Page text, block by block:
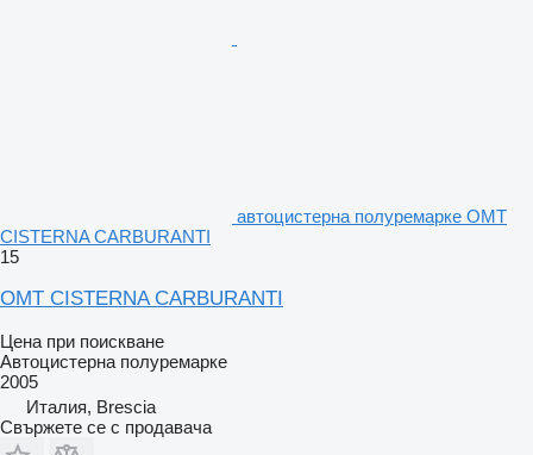
автоцистерна полуремарке OMT
CISTERNA CARBURANTI
15
OMT CISTERNA CARBURANTI
Цена при поискване
Автоцистерна полуремарке
2005
Италия, Brescia
Свържете се с продавача